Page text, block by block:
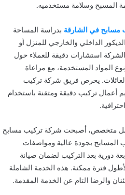
المسبح وسلامة مستخدميه.
مسابح في الشارقة بدراسة المساحة
الداخلي والخارجي للمنزل أو
استشارات دقيقة للعملاء حول
المواد المستخدمة، مع مراعاة
يحرص فريق شركة تركيب
أعمال تركيب دقيقة ومتقنة باستخدام
متخصص، أصبحت شركة تركيب مسابح
المسابح بجودة عالية ومواصفات
دورية بعد التركيب لضمان صيانة
فترة ممكنة. هذه الخدمة الشاملة
والرضا التام عن الخدمة المقدمة.